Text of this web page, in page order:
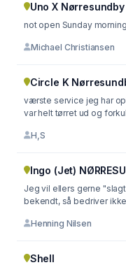
Uno X
not open Sunday
Michael Christiansen
Circle K
værste service jeg har
var helt tørret ud og
H,S
Ingo (Jet)
Jeg vil ellers gerne
bekendt, så bedriver
Henning Nilsen
Shell